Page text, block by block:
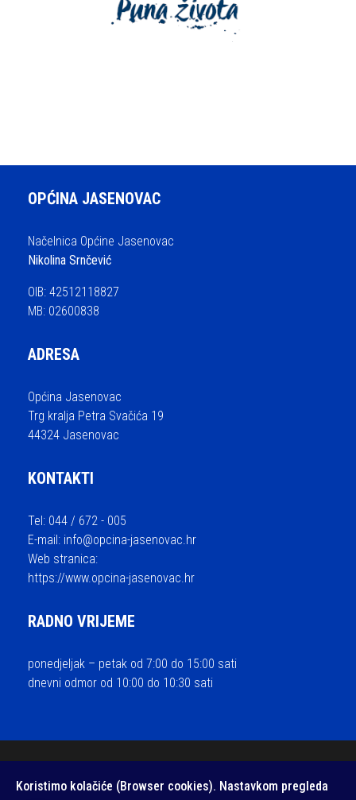
OPĆINA JASENOVAC
Načelnica Općine Jasenovac
Nikolina Srnčević
OIB: 42512118827
MB: 02600838
ADRESA
Općina Jasenovac
Trg kralja Petra Svačića 19
44324 Jasenovac
KONTAKTI
Tel: 044 / 672 - 005
E-mail: info@opcina-jasenovac.hr
Web stranica:
https://www.opcina-jasenovac.hr
RADNO VRIJEME
ponedjeljak – petak od 7:00 do 15:00 sati
dnevni odmor od 10:00 do 10:30 sati
Medialive
Koristimo kolačiće (Browser cookies). Nastavkom pregleda